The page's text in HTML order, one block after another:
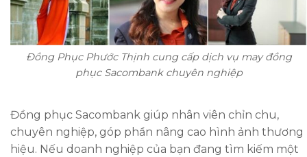
Đồng Phục Phước Thịnh cung cấp dịch vụ may đồng
phục Sacombank chuyên nghiệp
Đồng phục Sacombank giúp nhân viên chỉn chu,
chuyên nghiệp, góp phần nâng cao hình ảnh thương
hiệu. Nếu doanh nghiệp của bạn đang tìm kiếm một